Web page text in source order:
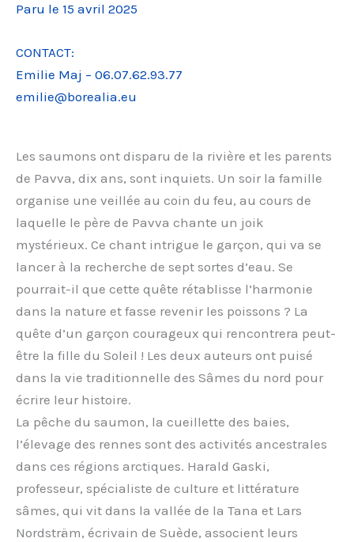
Paru le 15 avril 2025
CONTACT:
Emilie Maj – 06.07.62.93.77
emilie@borealia.eu
Les saumons ont disparu de la rivière et les parents
de Pavva, dix ans, sont inquiets. Un soir la famille
organise une veillée au coin du feu, au cours de
laquelle le père de Pavva chante un joik
mystérieux. Ce chant intrigue le garçon, qui va se
lancer à la recherche de sept sortes d’eau. Se
pourrait-il que cette quête rétablisse l’harmonie
dans la nature et fasse revenir les poissons ? La
quête d’un garçon courageux qui rencontrera peut-
être la fille du Soleil ! Les deux auteurs ont puisé
dans la vie traditionnelle des Sâmes du nord pour
écrire leur histoire.
La pêche du saumon, la cueillette des baies,
l’élevage des rennes sont des activités ancestrales
dans ces régions arctiques. Harald Gaski,
professeur, spécialiste de culture et littérature
sâmes, qui vit dans la vallée de la Tana et Lars
Nordsträm, écrivain de Suède, associent leurs